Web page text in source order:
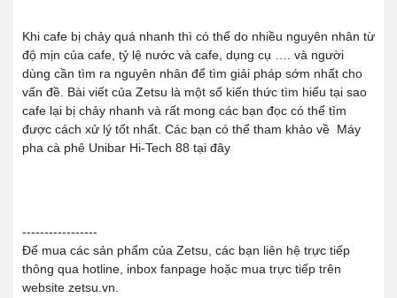
Khi cafe bị chảy quá nhanh thì có thể do nhiều nguyên nhân từ
độ mịn của cafe, tỷ lệ nước và cafe, dụng cụ …. và người
dùng cần tìm ra nguyên nhân để tìm giải pháp sớm nhất cho
vấn đề. Bài viết của Zetsu là một số kiến thức tìm hiểu tại sao
cafe lại bị chảy nhanh và rất mong các bạn đọc có thể tìm
được cách xử lý tốt nhất. Các bạn có thể tham khảo về Máy
pha cà phê Unibar Hi-Tech 88 tại đây
-----------------
Để mua các sản phẩm của Zetsu, các bạn liên hệ trực tiếp
thông qua hotline, inbox fanpage hoặc mua trực tiếp trên
website zetsu.vn.